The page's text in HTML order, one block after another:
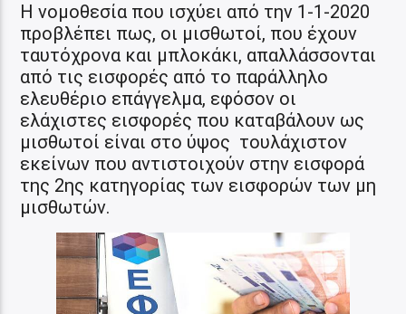
Η νομοθεσία που ισχύει από την 1-1-2020
προβλέπει πως, οι μισθωτοί, που έχουν
ταυτόχρονα και μπλοκάκι, απαλλάσσονται
από τις εισφορές από το παράλληλο
ελευθέριο επάγγελμα, εφόσον οι
ελάχιστες εισφορές που καταβάλουν ως
μισθωτοί είναι στο ύψος τουλάχιστον
εκείνων που αντιστοιχούν στην εισφορά
της 2ης κατηγορίας των εισφορών των μη
μισθωτών.